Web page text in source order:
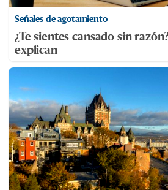
Señales de agotamiento
¿Te sientes cansado sin
explican